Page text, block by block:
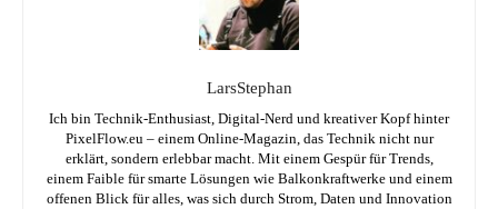
LarsStephan
Ich bin Technik-Enthusiast, Digital-Nerd und kreativer Kopf hinter
PixelFlow.eu – einem Online-Magazin, das Technik nicht nur
erklärt, sondern erlebbar macht. Mit einem Gespür für Trends,
einem Faible für smarte Lösungen wie Balkonkraftwerke und einem
offenen Blick für alles, was sich durch Strom, Daten und Innovation